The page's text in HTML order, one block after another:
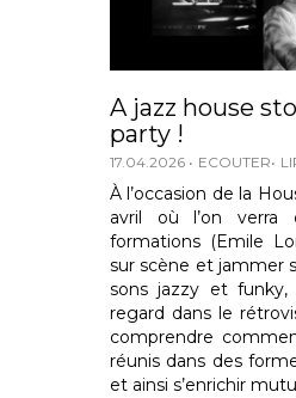
A jazz house
party !
17.04.2026 ECOUTER
À l’occasion de la
avril où l’on verra
formations (Emile
sur scène et jammer
sons jazzy et
regard dans le
comprendre
réunis dans des
et ainsi s’enrichir